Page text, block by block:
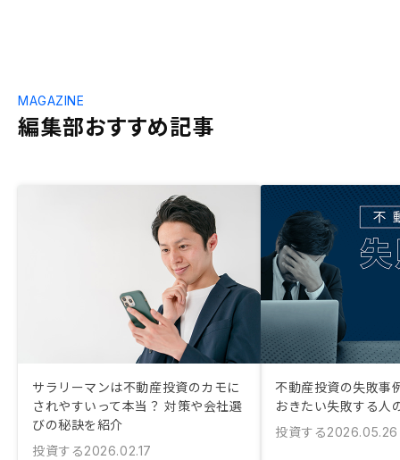
編集部おすすめ記事
MAGAZINE
サラリーマンは不動産投資のカモに
されやすいって本当？ 対策や会社選
びの秘訣を紹介
投資する2026.02.17
不動産投資の失敗事
おきたい失敗する人
投資する2026.05.26